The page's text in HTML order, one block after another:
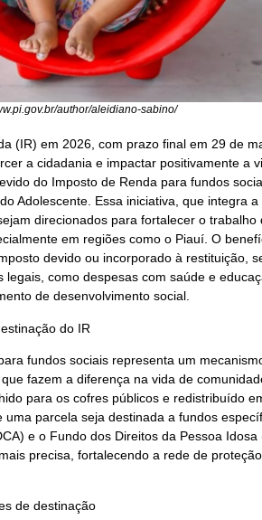
author/aleidiano-sabino/
(IR) em 2026, com prazo final em 29 de
a cidadania e impactar positivamente a
do Imposto de Renda para fundos
Adolescente. Essa iniciativa, que integra
direcionados para fortalecer o trabalho
em regiões como o Piauí. O
devido ou incorporado à restituição,
como despesas com saúde e
de desenvolvimento social.
do IR
fundos sociais representa um
fazem a diferença na vida de
para os cofres públicos e redistribuído
parcela seja destinada a fundos
e o Fundo dos Direitos da Pessoa Idosa
precisa, fortalecendo a rede de
de destinação